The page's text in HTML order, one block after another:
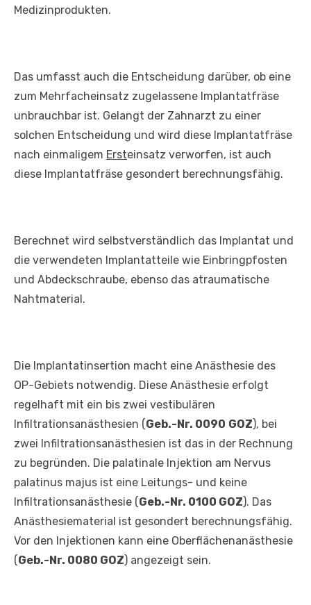
Medizinprodukten.
Das umfasst auch die Entscheidung darüber, ob eine
zum Mehrfacheinsatz zugelassene Implantatfräse
unbrauchbar ist. Gelangt der Zahnarzt zu einer
solchen Entscheidung und wird diese Implantatfräse
nach einmaligem Ersteinsatz verworfen, ist auch
diese Implantatfräse gesondert berechnungsfähig.
Berechnet wird selbstverständlich das Implantat und
die verwendeten Implantatteile wie Einbringpfosten
und Abdeckschraube, ebenso das atraumatische
Nahtmaterial.
Die Implantatinsertion macht eine Anästhesie des
OP-Gebiets notwendig. Diese Anästhesie erfolgt
regelhaft mit ein bis zwei vestibulären
Infiltrationsanästhesien (Geb.-Nr. 0090 GOZ), bei
zwei Infiltrationsanästhesien ist das in der Rechnung
zu begründen. Die palatinale Injektion am Nervus
palatinus majus ist eine Leitungs- und keine
Infiltrationsanästhesie (Geb.-Nr. 0100 GOZ). Das
Anästhesiematerial ist gesondert berechnungsfähig.
Vor den Injektionen kann eine Oberflächenanästhesie
(Geb.-Nr. 0080 GOZ) angezeigt sein.